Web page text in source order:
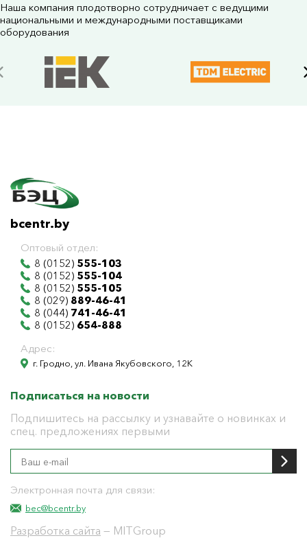
Наша компания плодотворно сотрудничает с ведущими
национальными и международными поставщиками
оборудования
bcentr.by
Оптовый отдел:
8 (0152) 555-103
8 (0152) 555-104
8 (0152) 555-105
8 (029) 889-46-41
8 (044) 741-46-41
8 (0152) 654-888
Адрес:
г. Гродно, ул. Ивана Якубовского, 12К
Подписаться на новости
Подпишитесь на рассылку и узнавайте о новинках и
спец. предложениях первыми
Электронная почта для связи:
bec@bcentr.by
Разработка сайта — MITGroup